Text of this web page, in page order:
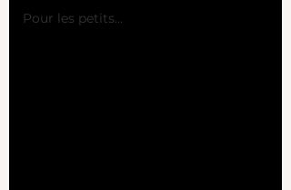
Pour les petits...